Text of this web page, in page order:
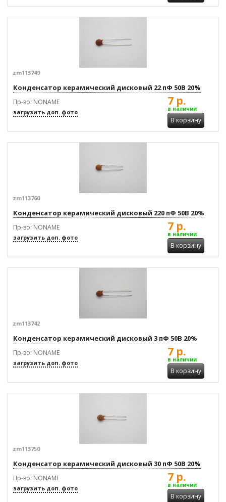
zm113749
Конденсатор керамический дисковый 22 пФ 50В 20%
Пр-во: NONAME
загрузить доп. фото
7 р.
в наличии
В корзину
zm113760
Конденсатор керамический дисковый 220 пФ 50В 20%
Пр-во: NONAME
загрузить доп. фото
7 р.
в наличии
В корзину
zm113742
Конденсатор керамический дисковый 3 пФ 50В 20%
Пр-во: NONAME
загрузить доп. фото
7 р.
в наличии
В корзину
zm113750
Конденсатор керамический дисковый 30 пФ 50В 20%
Пр-во: NONAME
загрузить доп. фото
7 р.
в наличии
В корзину